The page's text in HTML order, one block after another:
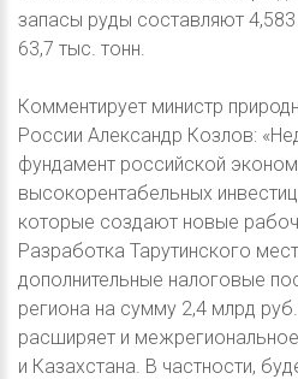
запасы руды составляют
63,7 тыс. тонн.
Комментирует министр
России Александр Козлов:
фундамент российской
высокорентабельных
которые создают новые
Разработка Тарутинского
дополнительные налоговые
региона на сумму 2,4 млрд
расширяет и
и Казахстана. В частности,